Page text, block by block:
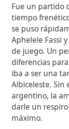
Fue un partido
tiempo
se puso
Aphelele Fassi
de juego. Un
diferencias
iba a ser una
Albiceleste.
argentino, la
darle un
máximo.